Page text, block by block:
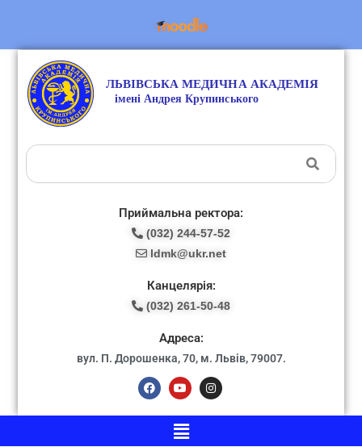
Приймальна ректора:
(032) 244-57-52
ldmk@ukr.net
Канцелярія:
(032) 261-50-48
Адреса:
вул. П. Дорошенка, 70, м. Львів, 79007.